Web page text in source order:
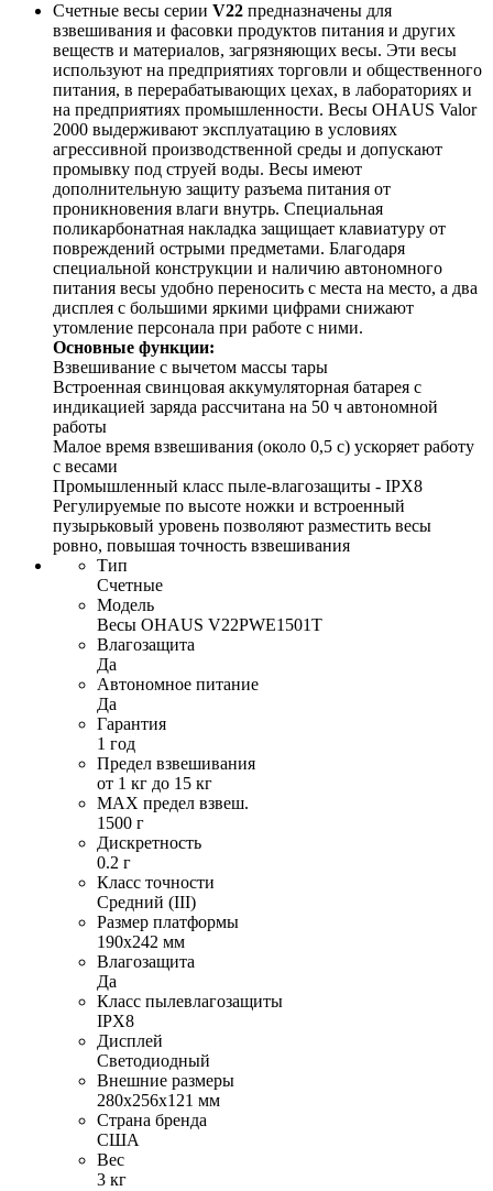
Счетные весы серии V22 предназначены для
взвешивания и фасовки продуктов питания и других
веществ и материалов, загрязняющих весы. Эти весы
используют на предприятиях торговли и общественного
питания, в перерабатывающих цехах, в лабораториях и
на предприятиях промышленности. Весы OHAUS Valor
2000 выдерживают эксплуатацию в условиях
агрессивной производственной среды и допускают
промывку под струей воды. Весы имеют
дополнительную защиту разъема питания от
проникновения влаги внутрь. Специальная
поликарбонатная накладка защищает клавиатуру от
повреждений острыми предметами. Благодаря
специальной конструкции и наличию автономного
питания весы удобно переносить с места на место, а два
дисплея с большими яркими цифрами снижают
утомление персонала при работе с ними.
Основные функции:
Взвешивание с вычетом массы тары
Встроенная свинцовая аккумуляторная батарея с
индикацией заряда рассчитана на 50 ч автономной
работы
Малое время взвешивания (около 0,5 с) ускоряет работу
с весами
Промышленный класс пыле-влагозащиты - IPX8
Регулируемые по высоте ножки и встроенный
пузырьковый уровень позволяют разместить весы
ровно, повышая точность взвешивания
Тип
Счетные
Модель
Весы OHAUS V22PWE1501T
Влагозащита
Да
Автономное питание
Да
Гарантия
1 год
Предел взвешивания
от 1 кг до 15 кг
MAX предел взвеш.
1500 г
Дискретность
0.2 г
Класс точности
Средний (III)
Размер платформы
190х242 мм
Влагозащита
Да
Класс пылевлагозащиты
IPX8
Дисплей
Светодиодный
Внешние размеры
280х256х121 мм
Страна бренда
США
Вес
3 кг